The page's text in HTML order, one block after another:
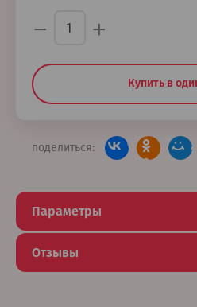
− +
Купить в
поделиться:
Параметры
Отзывы